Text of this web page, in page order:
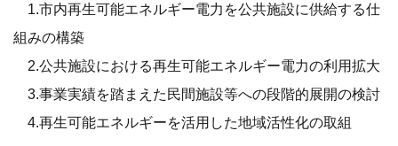
1.市内再生可能エネルギー電力を公共施設に供給する仕
組みの構築
2.公共施設における再生可能エネルギー電力の利用拡大
3.事業実績を踏まえた民間施設等への段階的展開の検討
4.再生可能エネルギーを活用した地域活性化の取組